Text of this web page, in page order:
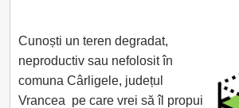
Cunoști un teren degradat,
neproductiv sau nefolosit în
comuna Cârligele, județul
Vrancea pe care vrei să îl propui